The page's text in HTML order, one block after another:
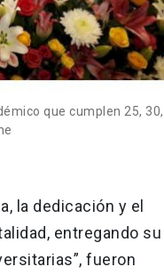
que cumplen 25, 30,
la dedicación y el
entregando su
fueron